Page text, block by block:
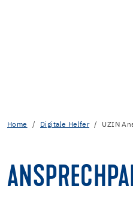
Home Digitale Helfer UZIN